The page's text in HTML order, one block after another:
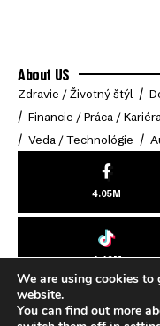
About US
Zdravie / Životný štýl
Financie / Práca /
Veda / Technológie
4.05M
4.49M
© 2025 Online-Klub. All Rights
We are using cookies to
website.
You can find out more